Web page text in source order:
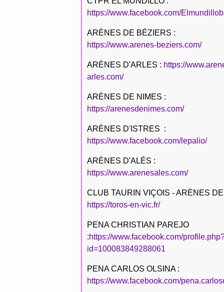
https://www.facebook.com/
ARÈNES DE BÉZIERS :
https://www.arenes-beziers.com/
ARÈNES D'ARLES : https://
arles.com/
ARÈNES DE NIMES :
https://arenesdenimes.com/
ARÈNES D'ISTRES :
https://www.facebook.com/lepalio/
ARÈNES D'ALÉS :
https://www.arenesales.com/
CLUB TAURIN VIÇOIS - ARÈNES
https://toros-en-vic.fr/
PENA CHRISTIAN PAREJO
:https://www.facebook.com/
id=100083849288061
PENA CARLOS OLSINA :
https://www.facebook.com/